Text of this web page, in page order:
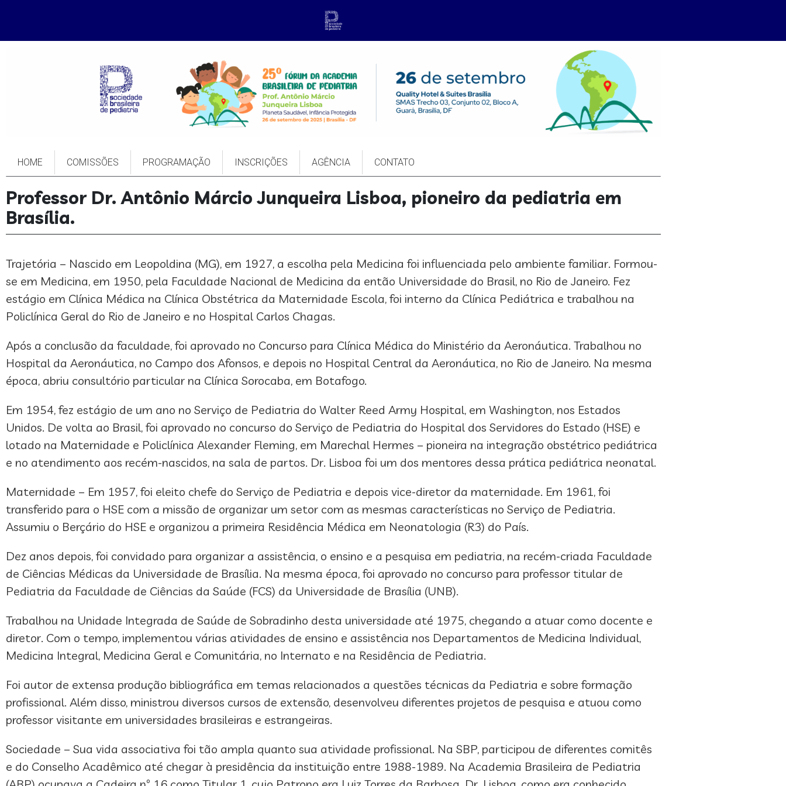
HOME COMISSÕES PROGRAMAÇÃO INSCRIÇÕES AGÊNCIA CONTATO
Professor Dr. Antônio Márcio Junqueira Lisboa, pioneiro da pediatria em
Brasília.
Trajetória – Nascido em Leopoldina (MG), em 1927, a escolha pela Medicina foi influenciada pelo ambiente familiar. Formou-
se em Medicina, em 1950, pela Faculdade Nacional de Medicina da então Universidade do Brasil, no Rio de Janeiro. Fez
estágio em Clínica Médica na Clínica Obstétrica da Maternidade Escola, foi interno da Clínica Pediátrica e trabalhou na
Policlínica Geral do Rio de Janeiro e no Hospital Carlos Chagas.
Após a conclusão da faculdade, foi aprovado no Concurso para Clínica Médica do Ministério da Aeronáutica. Trabalhou no
Hospital da Aeronáutica, no Campo dos Afonsos, e depois no Hospital Central da Aeronáutica, no Rio de Janeiro. Na mesma
época, abriu consultório particular na Clínica Sorocaba, em Botafogo.
Em 1954, fez estágio de um ano no Serviço de Pediatria do Walter Reed Army Hospital, em Washington, nos Estados
Unidos. De volta ao Brasil, foi aprovado no concurso do Serviço de Pediatria do Hospital dos Servidores do Estado (HSE) e
lotado na Maternidade e Policlínica Alexander Fleming, em Marechal Hermes – pioneira na integração obstétrico pediátrica
e no atendimento aos recém-nascidos, na sala de partos. Dr. Lisboa foi um dos mentores dessa prática pediátrica neonatal.
Maternidade – Em 1957, foi eleito chefe do Serviço de Pediatria e depois vice-diretor da maternidade. Em 1961, foi
transferido para o HSE com a missão de organizar um setor com as mesmas características no Serviço de Pediatria.
Assumiu o Berçário do HSE e organizou a primeira Residência Médica em Neonatologia (R3) do País.
Dez anos depois, foi convidado para organizar a assistência, o ensino e a pesquisa em pediatria, na recém-criada Faculdade
de Ciências Médicas da Universidade de Brasília. Na mesma época, foi aprovado no concurso para professor titular de
Pediatria da Faculdade de Ciências da Saúde (FCS) da Universidade de Brasília (UNB).
Trabalhou na Unidade Integrada de Saúde de Sobradinho desta universidade até 1975, chegando a atuar como docente e
diretor. Com o tempo, implementou várias atividades de ensino e assistência nos Departamentos de Medicina Individual,
Medicina Integral, Medicina Geral e Comunitária, no Internato e na Residência de Pediatria.
Foi autor de extensa produção bibliográfica em temas relacionados a questões técnicas da Pediatria e sobre formação
profissional. Além disso, ministrou diversos cursos de extensão, desenvolveu diferentes projetos de pesquisa e atuou como
professor visitante em universidades brasileiras e estrangeiras.
Sociedade – Sua vida associativa foi tão ampla quanto sua atividade profissional. Na SBP, participou de diferentes comitês
e do Conselho Acadêmico até chegar à presidência da instituição entre 1988-1989. Na Academia Brasileira de Pediatria